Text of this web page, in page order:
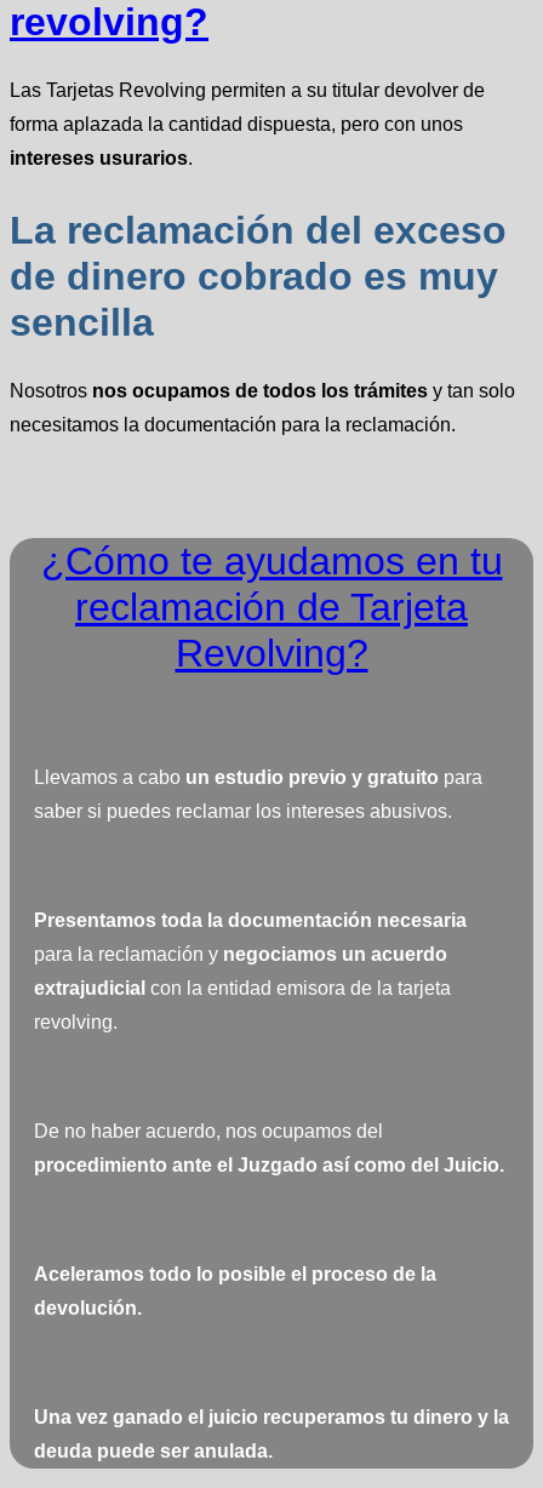
revolving?
Las Tarjetas Revolving permiten a su titular devolver de
forma aplazada la cantidad dispuesta, pero con unos
intereses usurarios.
La reclamación del exceso
de dinero cobrado es muy
sencilla
Nosotros nos ocupamos de todos los trámites y tan solo
necesitamos la documentación para la reclamación.
¿Cómo te ayudamos en tu
reclamación de Tarjeta
Revolving?
Llevamos a cabo un estudio previo y gratuito para
saber si puedes reclamar los intereses abusivos.
Presentamos toda la documentación necesaria
para la reclamación y negociamos un acuerdo
extrajudicial con la entidad emisora de la tarjeta
revolving.
De no haber acuerdo, nos ocupamos del
procedimiento ante el Juzgado así como del Juicio.
Aceleramos todo lo posible el proceso de la
devolución.
Una vez ganado el juicio recuperamos tu dinero y la
deuda puede ser anulada.